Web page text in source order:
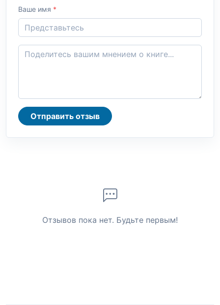
Ваше имя *
Отправить отзыв
Отзывов пока нет. Будьте первым!